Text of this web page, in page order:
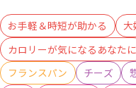
お手軽＆時短が助かる
大
カロリーが気になるあなたに
フランスパン
チーズ